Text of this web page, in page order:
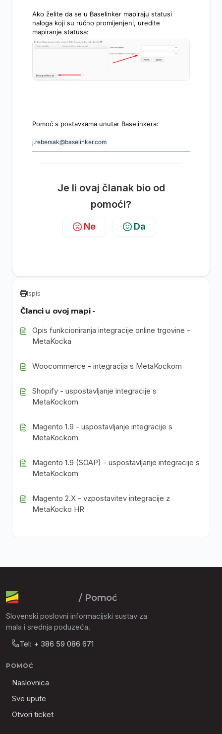
Ako želite da se u Baselinker mapiraju statusi
naloga koji su ručno promijenjeni, uredite
mapiranje statusa:
Pomoć s postavkama unutar Baselinkera:
j.rebersak@baselinker.com
Je li ovaj članak bio od
pomoći?
Ne Da
Ispis
Članci u ovoj mapi -
Opis funkcioniranja integracije online trgovine -
MetaKocka
Woocommerce - integracija s MetaKockom
Shopify - uspostavljanje integracije s
MetaKockom
Magento 1.9 - uspostavljanje integracije s
MetaKockom
Magento 1.9 (SOAP) - uspostavljanje integracije s
MetaKockom
Magento 2.X - vzpostavitev integracije z
MetaKocko HR
/ Pomoć
Slovenski poslovni informacijski sustav za
mala i srednja poduzeća.
Tel: + 386 59 086 671
POMOĆ
Naslovnica
Sve upute
Otvori ticket